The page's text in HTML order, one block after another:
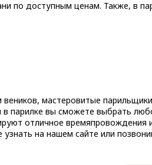
по доступным ценам. Также, в
мастеровитые
парилке вы сможете выбрать
отличное времяпровождения
на нашем сайте или